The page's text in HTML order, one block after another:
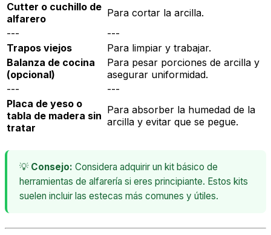
Cutter o cuchillo de
alfarero
Para cortar la arcilla.
---
---
Trapos viejos
Para limpiar y trabajar.
Balanza de cocina
(opcional)
Para pesar porciones de arcilla y
asegurar uniformidad.
---
---
Placa de yeso o
tabla de madera sin
tratar
Para absorber la humedad de la
arcilla y evitar que se pegue.
💡 Consejo: Considera adquirir un kit básico de
herramientas de alfarería si eres principiante. Estos kits
suelen incluir las estecas más comunes y útiles.